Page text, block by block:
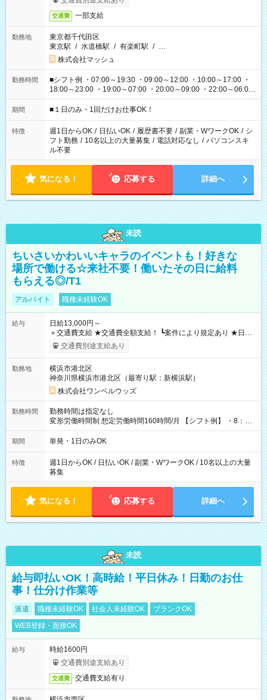
交通費 一部支給
勤務地
東京都千代田区
東京駅 / 水道橋駅 / 有楽町駅 / …
株式会社マッシュ
勤務時間
■シフト例 ・07:00～19:30 ・09:00～12:00 ・10:00～17:00 ・
18:00～23:00 ・19:00～07:00 ・20:00～09:00 ・22:00～06:00
etc ★最短で3時間で5,120円のお仕事から 15時間で2万円近く稼
げるお仕事も！ ご希望のお時間に合わせてご紹介！ ※シフトは
ください！
期間 ■１日のみ・1回だけお仕事OK！
特徴 週1日からOK / 日払いOK / 履歴書不要 / 副業・WワークOK / シ
フト勤務 / 10名以上の大量募集 / 電話対応なし / パソコンスキ
ル不要
気になる！ 応募する 詳細へ
未読
ちいさいかわいいキャラのイベントも！好きな
場所で働ける☆来社不要！働いたその日に給料
もらえる◎/T1
アルバイト 職種未経験OK
給与
日給13,000円～
＋交通費支給 ★交通費全額支給！ ┗案件により規定あり ★日払
いOK！（規定あり） ┗働いたその日に現金GET♪ お仕事後はコ
ンビニATMから 日払い分を引き落とせます！ 【試用期間】試
交通費別途支給あり
勤務地
横浜市港北区
神奈川県横浜市港北区（最寄り駅：新横浜駅）
株式会社ワンベルウッズ
勤務時間
勤務時間は指定なし
変形労働時間制 想定労働時間160時間/月 【シフト例】 ・8：00
～21：00
期間 単発・1日のみOK
特徴
週1日からOK / 日払いOK / 副業・WワークOK / 10名以上の大量
募集
気になる！ 応募する 詳細へ
未読
給与即払いOK！高時給！平日休み！日勤のお仕
事！仕分け作業等
派遣 職種未経験OK 社会人未経験OK
ブランクOK
WEB登録・面接OK
給与
時給1600円
交通費別途支給あり
交通費 交通費支給有り